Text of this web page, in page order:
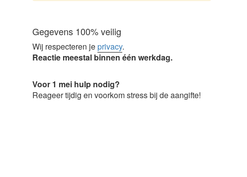
Gegevens 100% veilig
Wij respecteren jeprivacy.
Reactie meestal binnen één werkdag.
Voor 1 mei hulp nodig?
Reageer tijdig en voorkom stress bij de aangifte!